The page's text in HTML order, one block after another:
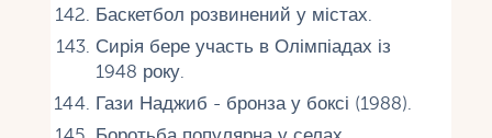
Баскетбол розвинений у містах.
Сирія бере участь в Олімпіадах із
1948 року.
Гази Наджиб - бронза у боксі (1988).